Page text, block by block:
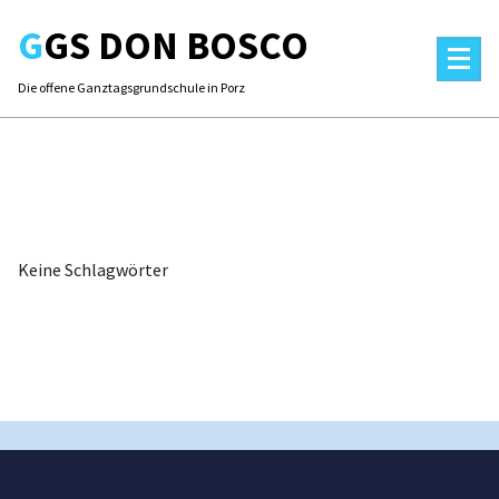
contentGGS DON BOSCO
Die offene Ganztagsgrundschule in Porz
Keine Schlagwörter